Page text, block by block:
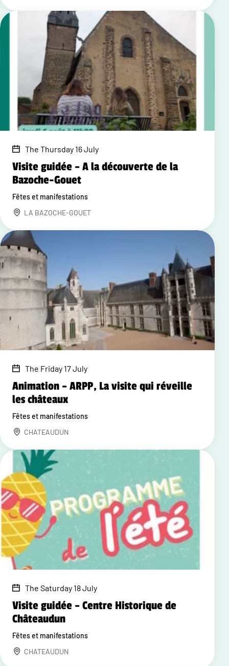
The Thursday 16 July
Visite guidée – A la découverte de la
Bazoche-Gouet
Fêtes et manifestations
LA BAZOCHE-GOUET
The Friday 17 July
Animation – ARPP, La visite qui réveille
les châteaux
Fêtes et manifestations
CHATEAUDUN
The Saturday 18 July
Visite guidée – Centre Historique de
Châteaudun
Fêtes et manifestations
CHATEAUDUN